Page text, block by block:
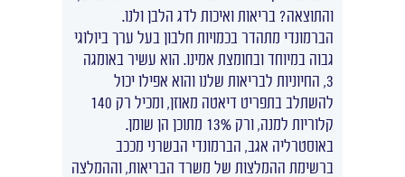
והתוצאה? בריאות ואיכות לדג הלבן ולנו.
הברמונדי מתהדר בכמויות חלבון בעל ערך ביולוגי
גבוה במיוחד ובחומצת אמינו. הוא עשיר באומגה
3, החיוניות לבריאות שלנו והוא אפילו יכול
להשתלב בתפריט דיאטה מאוזן, ומכיל רק 140
קלוריות למנה, ורק 13% מתוכן הן שומן.
באוסטרליה אגב, הברמונדי הבשרני מככב
ברשימת ההמלצות של משרד הבריאות, וההמלצה